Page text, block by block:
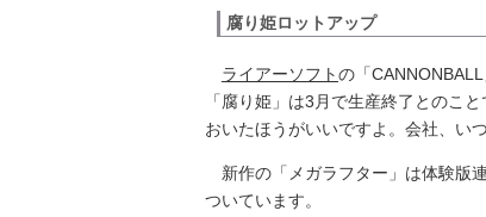
腐り姫ロットアップ
ライアーソフトの「
「腐り姫」は3月で生産終了とのこ
おいたほうがいいですよ。会社、い
新作の「メガラフター」は体験版
ついています。